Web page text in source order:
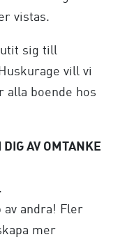
vistas.
sig till
vill vi
boende hos
AV OMTANKE
av andra! Fler
mer